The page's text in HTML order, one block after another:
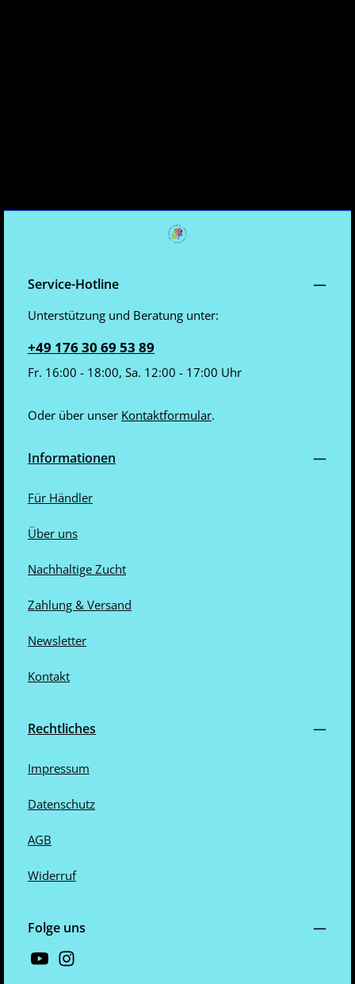
Service-Hotline
Unterstützung und Beratung unter:
+49 176 30 69 53 89
Fr. 16:00 - 18:00, Sa. 12:00 - 17:00 Uhr
Oder über unser Kontaktformular.
Informationen
Für Händler
Über uns
Nachhaltige Zucht
Zahlung & Versand
Newsletter
Kontakt
Rechtliches
Impressum
Datenschutz
AGB
Widerruf
Folge uns